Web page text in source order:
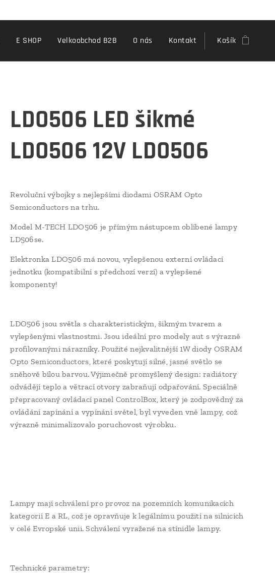
E SHOP Velkoobchod B2B O nás Kontakt Košík
LDO506 LED šikmé
LDO506 12V LDO506
Revoluční výbojky s nejlepšími diodami OSRAM Opto
Semiconductors na trhu.
Model M-TECH LDO506 je přímým nástupcem oblíbené lampy
LD506se.
Elektronka LDO506 má novou, vylepšenou externí ovládací
jednotku (kompatibilní s předchozí verzí) a vylepšené
komponenty!
LDO506 jsou světla s charakteristickým, šikmým tvarem a
vylepšenými vlastnostmi. Jsou ideální pro modely aut s výrazně
profilovanými nárazníky. Použité nejkvalitnější 1W diody OSRAM
Opto Semiconductors, které poskytují silné, jasné světlo se
sněhově bílou barvou. Výjimečně promyšlený design: radiátory
odvádějí teplo a větrací otvory zabraňují odpařování. Speciálně
přepracovaný ovládací panel ControlBox, který je zodpovědný za
ovládání zapínání a vypínání světel, byl vyveden vně lampy, což
výrazně minimalizovalo poruchovost výrobku.
Lampy mají schválení pro provoz na pozemních komunikacích
kategorií E a RL, což je opravňuje k legálnímu použití na silnicích
v celé Evropské unii. Schválení vyražené na stínidle lampy.
Technické parametry: